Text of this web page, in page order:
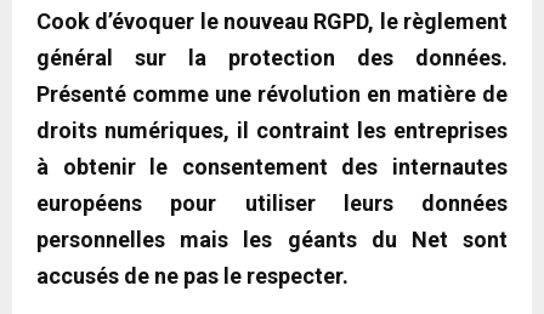
Cook d’évoquer le nouveau RGPD, le règlement
général sur la protection des données.
Présenté comme une révolution en matière de
droits numériques, il contraint les entreprises
à obtenir le consentement des internautes
européens pour utiliser leurs données
personnelles mais les géants du Net sont
accusés de ne pas le respecter.